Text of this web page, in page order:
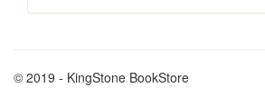
© 2019 - KingStone BookStore